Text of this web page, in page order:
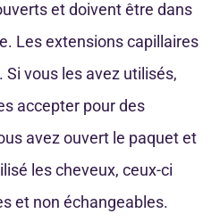
et doivent être dans
Les extensions capillaires
vous les avez utilisés,
accepter pour des
avez ouvert le paquet et
les cheveux, ceux-ci
et non échangeables.